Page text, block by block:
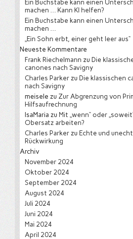
Ein Buchstabe kann einen
machen … Kann KI helfen?
Ein Buchstabe kann einen
machen …
„Ein Sohn erbt, einer geht leer aus“
Neueste Kommentare
Frank Riechelmann zu Die
canones nach Savigny
Charles Parker zu Die klassischen
nach Savigny
meisele zu Zur Abgrenzung von
Hilfsaufrechnung
IsaMaria zu Mit „wenn“ oder
Obersatz arbeiten?
Charles Parker zu Echte und
Rückwirkung
Archiv
November 2024
Oktober 2024
September 2024
August 2024
Juli 2024
Juni 2024
Mai 2024
April 2024